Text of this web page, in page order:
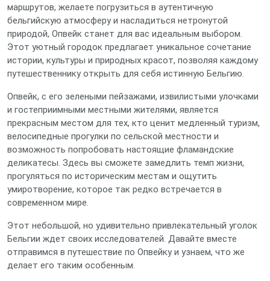
маршрутов, желаете погрузиться в аутентичную
бельгийскую атмосферу и насладиться нетронутой
природой, Опвейк станет для вас идеальным выбором.
Этот уютный городок предлагает уникальное сочетание
истории, культуры и природных красот, позволяя каждому
путешественнику открыть для себя истинную Бельгию.
Опвейк, с его зелеными пейзажами, извилистыми улочками
и гостеприимными местными жителями, является
прекрасным местом для тех, кто ценит медленный туризм,
велосипедные прогулки по сельской местности и
возможность попробовать настоящие фламандские
деликатесы. Здесь вы сможете замедлить темп жизни,
прогуляться по историческим местам и ощутить
умиротворение, которое так редко встречается в
современном мире.
Этот небольшой, но удивительно привлекательный уголок
Бельгии ждет своих исследователей. Давайте вместе
отправимся в путешествие по Опвейку и узнаем, что же
делает его таким особенным.